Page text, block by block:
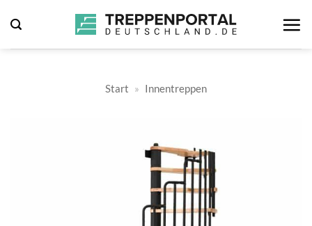
Inhalt
springen
Start » Innentreppen